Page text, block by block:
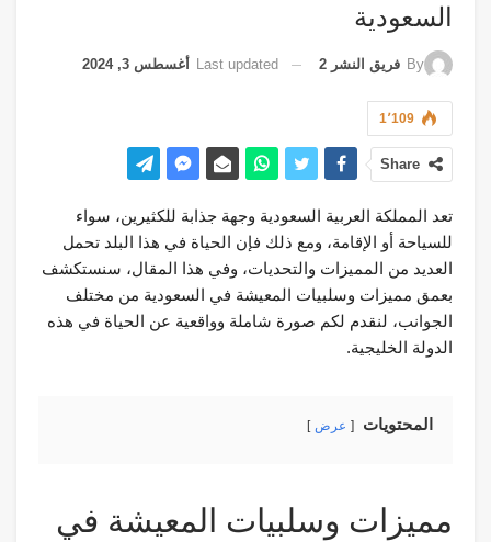
السعودية
By فريق النشر 2 Last updated أغسطس 3, 2024
1٬109
Share
تعد المملكة العربية السعودية وجهة جذابة للكثيرين، سواء
للسياحة أو الإقامة، ومع ذلك فإن الحياة في هذا البلد تحمل
العديد من المميزات والتحديات، وفي هذا المقال، سنستكشف
بعمق مميزات وسلبيات المعيشة في السعودية من مختلف
الجوانب، لنقدم لكم صورة شاملة وواقعية عن الحياة في هذه
الدولة الخليجية.
المحتويات عرض
مميزات وسلبيات المعيشة في